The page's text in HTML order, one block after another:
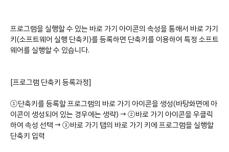
프로그램을 실행할 수 있는 바로 가기 아이콘의 속성을 통해서 바로 가기
키(소프트웨어 실행 단축키)를 등록하면 단축키를 이용하여 특정 소프트
웨어를 실행할 수 있습니다.
[프로그램 단축키 등록과정]
①단축키를 등록할 프로그램의 바로 가기 아이콘을 생성(바탕화면에 아
이콘이 생성되어 있는 경우에는 생략) → ②바로 가기 아이콘을 우클릭
하여 속성 선택 → ③바로 가기 탭의 바로 가기 키에 프로그램을 실행할
단축키 입력